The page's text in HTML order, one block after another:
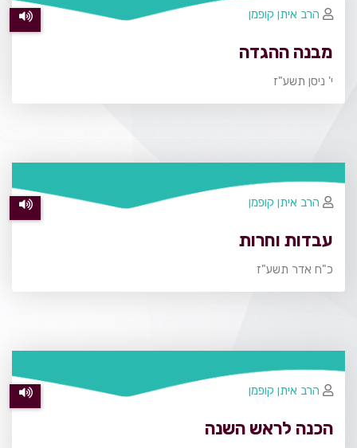
מבנה ההגדה
י' ניסן תשע"ז
הרב איתן קופמן
עבדות וחרות
כ"ח אדר תשע"ז
הרב איתן קופמן
הכנה לראש השנה
הרב איתן קופמן